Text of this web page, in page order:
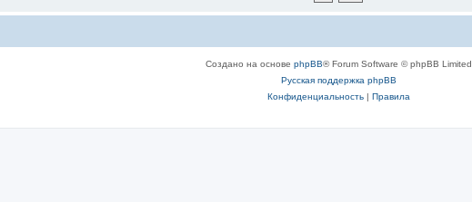
Создано на основе phpBB® Forum Software © phpBB Limited
Русская поддержка phpBB
Конфиденциальность| Правила